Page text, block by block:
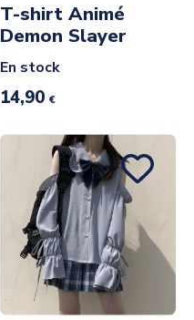
T-shirt Animé
Demon Slayer
En stock
14,90 €